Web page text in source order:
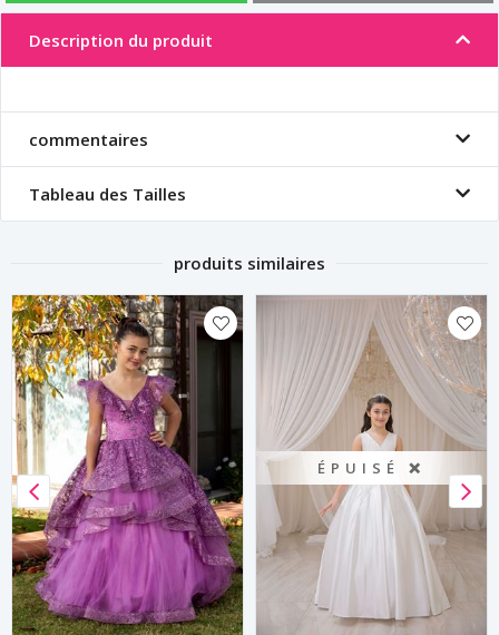
Description du produit
commentaires
Tableau des Tailles
produits similaires
ÉPUISÉ ❌